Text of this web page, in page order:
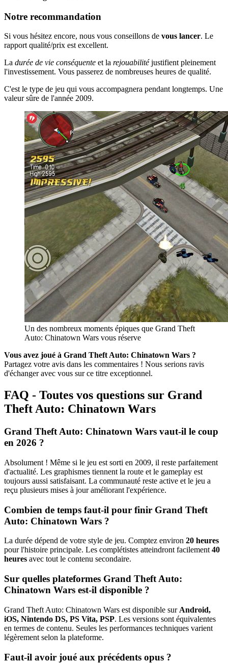
Notre recommandation
Si vous hésitez encore, nous vous conseillons de vous lancer. Le
rapport qualité/prix est excellent.
La durée de vie conséquente et la rejouabilitéjustifient pleinement
l'investissement. Vous passerez de nombreuses heures de qualité.
C'est le type de jeu qui vous accompagnera pendant longtemps. Une
valeur sûre de l'année 2009.
Un des nombreux moments épiques que Grand Theft
Auto: Chinatown Wars vous réserve
Vous avez joué à Grand Theft Auto: Chinatown Wars ?
Partagez votre avis dans les commentaires ! Nous serions ravis
d'échanger avec vous sur ce titre exceptionnel.
FAQ - Toutes vos questions sur Grand
Theft Auto: Chinatown Wars
Grand Theft Auto: Chinatown Wars vaut-il le coup
en 2026 ?
Absolument ! Même si le jeu est sorti en 2009, il reste parfaitement
d'actualité. Les graphismes tiennent la route et le gameplay est
toujours aussi satisfaisant. La communauté reste active et le jeu a
reçu plusieurs mises à jour améliorant l'expérience.
Combien de temps faut-il pour finir Grand Theft
Auto: Chinatown Wars ?
La durée dépend de votre style de jeu. Comptez environ 20 heures
pour l'histoire principale. Les complétistes atteindront facilement40
heures avec tout le contenu secondaire.
Sur quelles plateformes Grand Theft Auto:
Chinatown Wars est-il disponible ?
Grand Theft Auto: Chinatown Wars est disponible sur Android,
iOS, Nintendo DS, PS Vita, PSP. Les versions sont équivalentes
en termes de contenu. Seules les performances techniques varient
légèrement selon la plateforme.
Faut-il avoir joué aux précédents opus ?